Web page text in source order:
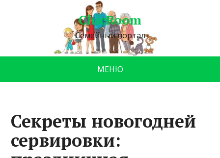
ChicRoom
Семейный портал
МЕНЮ
Секреты новогодней
сервировки: